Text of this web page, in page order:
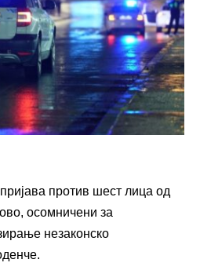
против шест лица од
осомничени за
незаконско